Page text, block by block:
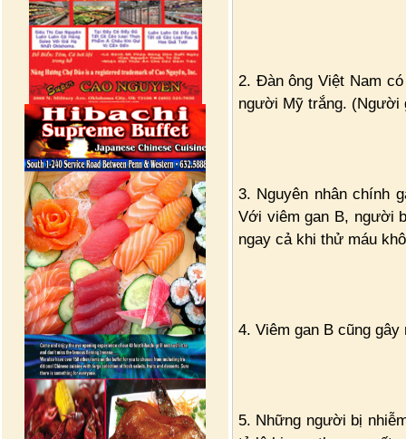
2. Đàn ông Việt Nam
người Mỹ trắng. (Người
3. Nguyên nhân chính
Với viêm gan B, người
ngay cả khi thử máu
4. Viêm gan B cũng
5. Những người bị